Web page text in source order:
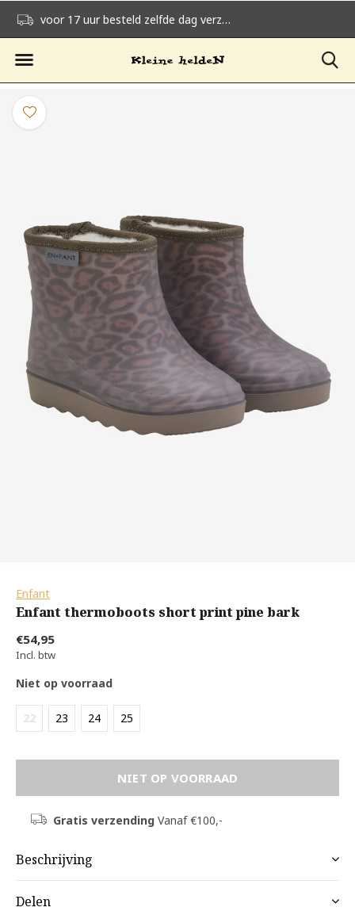
voor 17 uur besteld zelfde dag verzonden
Enfant
Enfant thermoboots short print pine bark
€54,95
Incl. btw
Niet op voorraad
22 23 24 25
NIET OP VOORRAAD
Gratis verzendingVanaf €100,-
Beschrijving
Delen